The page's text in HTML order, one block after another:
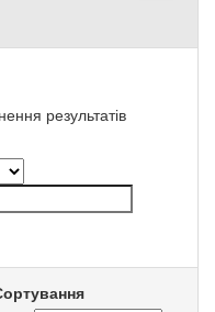
результатів